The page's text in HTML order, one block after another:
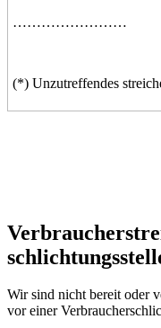
……………………
(*) Unzutreffendes
Wir sind nicht bereit oder
vor einer